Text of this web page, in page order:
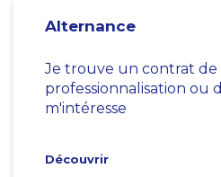
Alternance
Je trouve un contrat de
professionnalisation ou
m'intéresse
Découvrir